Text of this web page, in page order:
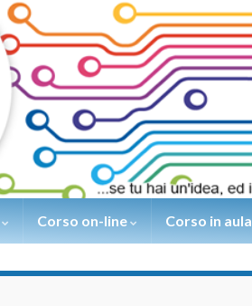
Corso on-line Corso in aula